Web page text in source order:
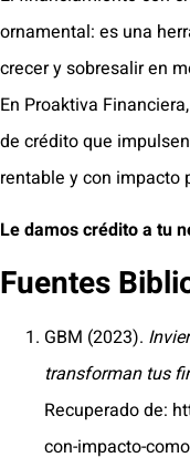
ornamental: es una
crecer y sobresalir en
En Proaktiva
de crédito que
rentable y con impacto
Le damos crédito a tu
Fuentes
GBM (2023).
transforman tus
Recuperado de:
con-impacto-